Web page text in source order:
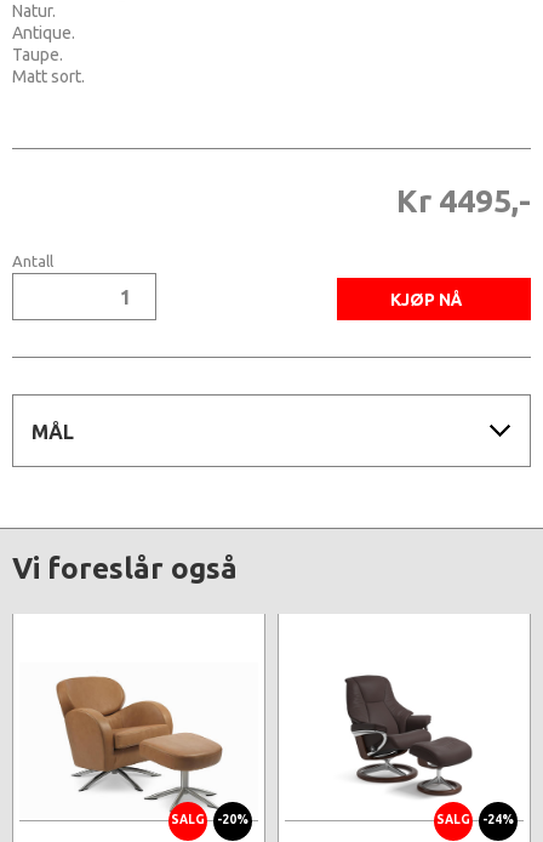
Natur.
Antique.
Taupe.
Matt sort.
Kr 4495,-
Antall
MÅL
Vi foreslår også
SALG -20% SALG -24%